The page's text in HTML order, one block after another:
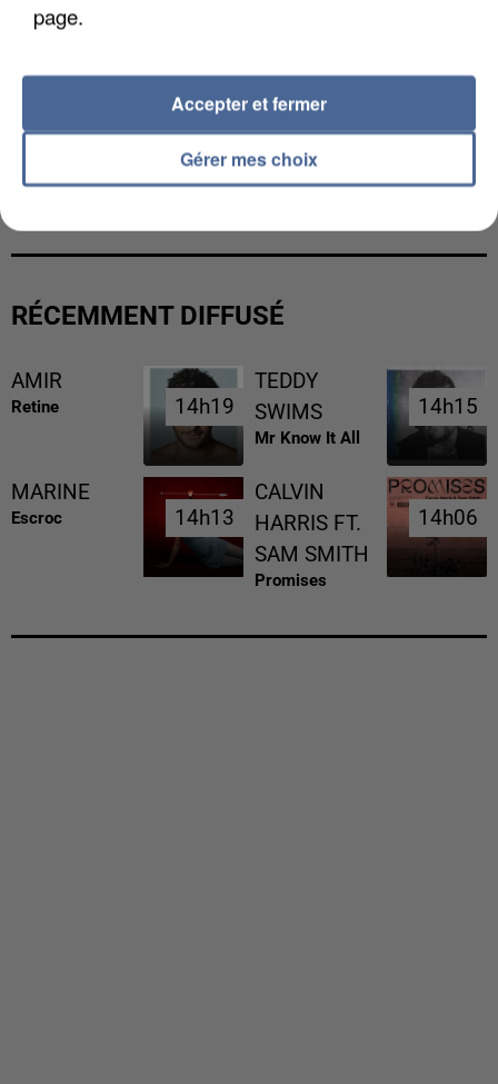
L’UN DES FONDATEURS SUPPOSÉS DE LA DZ
RÉCEMMENT DIFFUSÉ
AMIR
Retine 14h19
14h19
TEDDY
SWIMS
Mr Know It All
14h15
14h15
MARINE
Escroc 14h13
14h13
CALVIN
HARRIS FT.
SAM SMITH
Promises
14h06
14h06
page.
Gérer mes choix
Accepter et fermer